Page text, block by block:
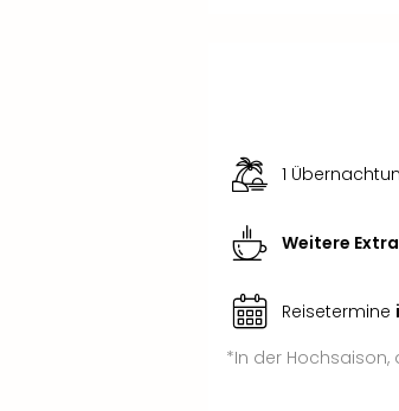
1
Weitere
Reisetermine
*In der Hochsaison,